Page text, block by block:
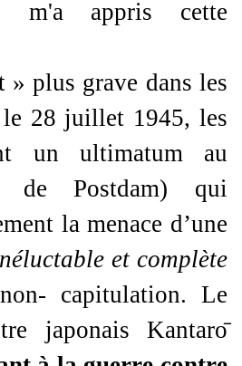
m'a appris cette
» plus grave dans les
le 28 juillet 1945, les
un ultimatum au
de Postdam) qui
la menace d’une
et complète
capitulation. Le
japonais Kantaro